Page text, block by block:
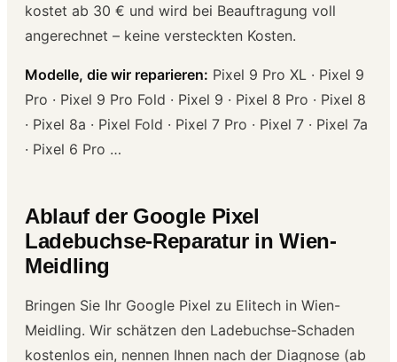
kostet ab 30 € und wird bei Beauftragung voll
angerechnet – keine versteckten Kosten.
Modelle, die wir reparieren: Pixel 9 Pro XL · Pixel 9
Pro · Pixel 9 Pro Fold · Pixel 9 · Pixel 8 Pro · Pixel 8
· Pixel 8a · Pixel Fold · Pixel 7 Pro · Pixel 7 · Pixel 7a
· Pixel 6 Pro …
Ablauf der Google Pixel
Ladebuchse-Reparatur in Wien-
Meidling
Bringen Sie Ihr Google Pixel zu Elitech in Wien-
Meidling. Wir schätzen den Ladebuchse-Schaden
kostenlos ein, nennen Ihnen nach der Diagnose (ab